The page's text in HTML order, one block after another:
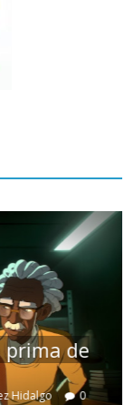
prima de
Hidalgo 0